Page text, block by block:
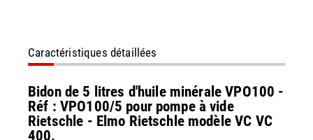
Caractéristiques détaillées
Bidon de 5 litres d'huile minérale VPO100 -
Réf : VPO100/5 pour pompe à vide
Rietschle - Elmo Rietschle modèle VC VC
400.